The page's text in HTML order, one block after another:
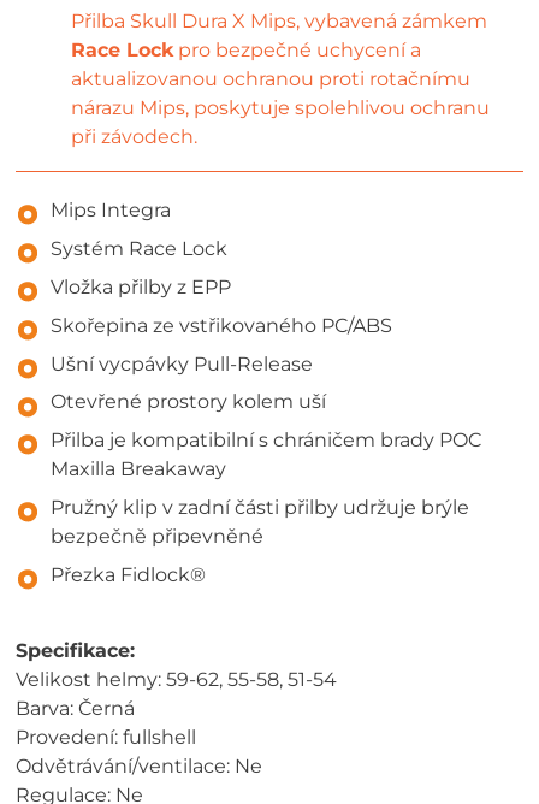
Přilba Skull Dura X Mips, vybavená zámkem
Race Lockpro bezpečné uchycení a
aktualizovanou ochranou proti rotačnímu
nárazu Mips, poskytuje spolehlivou ochranu
při závodech.
Mips Integra
Systém Race Lock
Vložka přilby z EPP
Skořepina ze vstřikovaného PC/ABS
Ušní vycpávky Pull-Release
Otevřené prostory kolem uší
Přilba je kompatibilní s chráničem brady POC
Maxilla Breakaway
Pružný klip v zadní části přilby udržuje brýle
bezpečně připevněné
Přezka Fidlock®
Specifikace:
Velikost helmy: 59-62, 55-58, 51-54
Barva: Černá
Provedení: fullshell
Odvětrávání/ventilace: Ne
Regulace: Ne